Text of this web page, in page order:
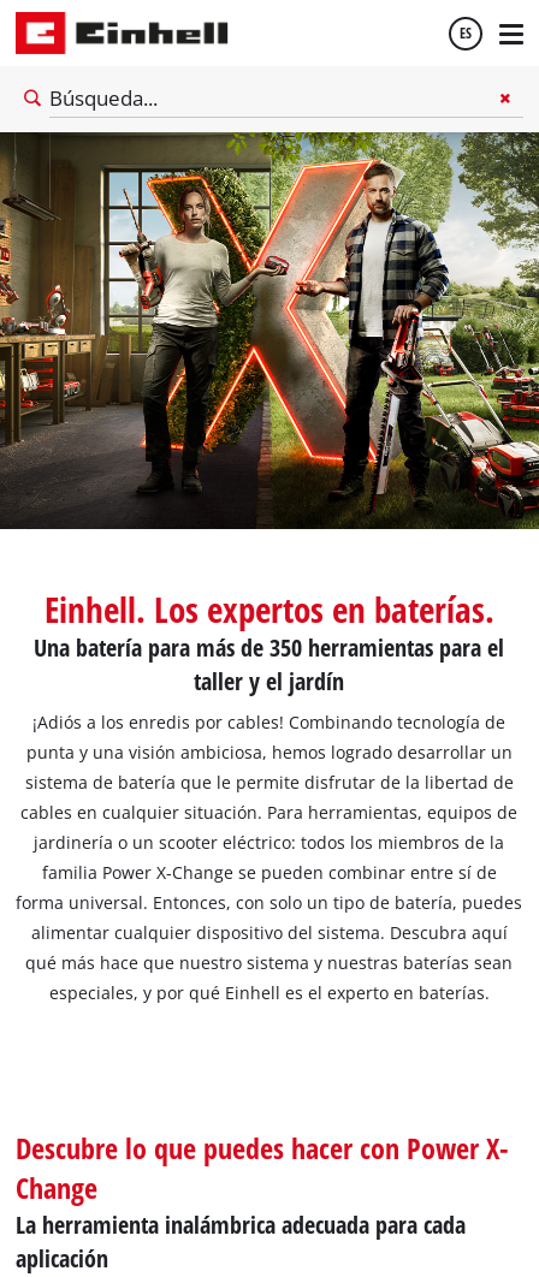
ES
Español
English
Einhell. Los expertos en baterías.
Una batería para más de 350 herramientas para el
taller y el jardín
¡Adiós a los enredis por cables! Combinando tecnología de
punta y una visión ambiciosa, hemos logrado desarrollar un
sistema de batería que le permite disfrutar de la libertad de
cables en cualquier situación. Para herramientas, equipos de
jardinería o un scooter eléctrico: todos los miembros de la
familia Power X-Change se pueden combinar entre sí de
forma universal. Entonces, con solo un tipo de batería, puedes
alimentar cualquier dispositivo del sistema. Descubra aquí
qué más hace que nuestro sistema y nuestras baterías sean
especiales, y por qué Einhell es el experto en baterías.
Descubre lo que puedes hacer con Power X-
Change
La herramienta inalámbrica adecuada para cada
aplicación